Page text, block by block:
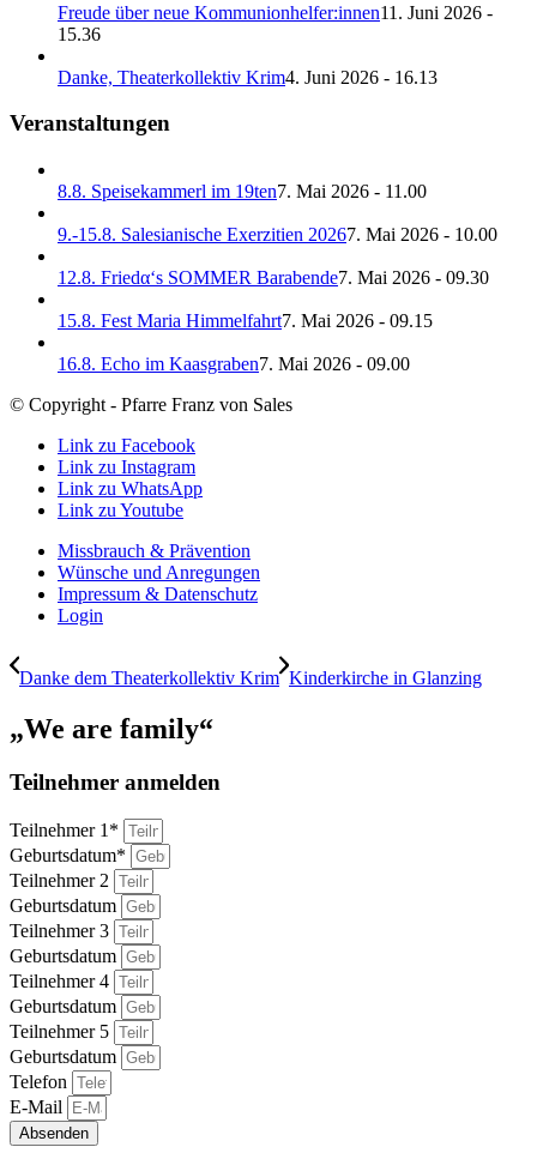
Freude über neue Kommunionhelfer:innen11. Juni 2026 -
15.36
Danke, Theaterkollektiv Krim4. Juni 2026 - 16.13
Veranstaltungen
8.8. Speisekammerl im 19ten7. Mai 2026 - 11.00
9.-15.8. Salesianische Exerzitien 20267. Mai 2026 - 10.00
12.8. Friedα‘s SOMMER Barabende7. Mai 2026 - 09.30
15.8. Fest Maria Himmelfahrt7. Mai 2026 - 09.15
16.8. Echo im Kaasgraben7. Mai 2026 - 09.00
© Copyright - Pfarre Franz von Sales
Link zu Facebook
Link zu Instagram
Link zu WhatsApp
Link zu Youtube
Missbrauch & Prävention
Wünsche und Anregungen
Impressum & Datenschutz
Login
Danke dem Theaterkollektiv Krim Kinderkirche in Glanzing
„We are family“
Teilnehmer anmelden
Teilnehmer 1*
Geburtsdatum*
Teilnehmer 2
Geburtsdatum
Teilnehmer 3
Geburtsdatum
Teilnehmer 4
Geburtsdatum
Teilnehmer 5
Geburtsdatum
Telefon
E-Mail
Absenden